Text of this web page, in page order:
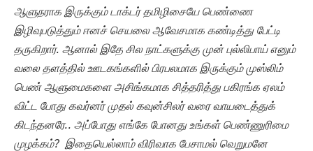
ஆளுநராக இருக்கும் டாக்டர் தமிழிசையே பெண்ணை
இழிவுபடுத்தும் ஈனச் செயலை ஆவேசமாக கண்டித்து பேட்டி
தருகிறார். ஆனால் இதே சில நாட்களுக்கு முன் புல்லிபாய் எனும்
வலை தளத்தில் ஊடகங்களில் பிரபலமாக இருக்கும் முஸ்லிம்
பெண் ஆளுமைகளை அசிங்கமாக சித்தரித்து பகிரங்க ஏலம்
விட்ட போது கவர்னர் முதல் கவுன்சிலர் வரை வாயடைத்துக்
கிடந்தனரே.. அப்போது எங்கே போனது உங்கள் பெண்ணுரிமை
முழக்கம்? இதையெல்லாம் விரிவாக பேசாமல் வெறுமனே